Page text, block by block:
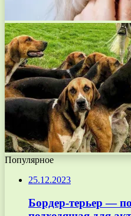
Популярное
25.12.2023
Бордер-терьер —